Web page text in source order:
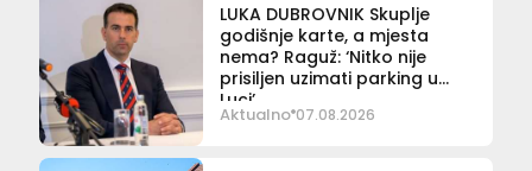
LUKA DUBROVNIK Skuplje
godišnje karte, a mjesta
nema? Raguž: ‘Nitko nije
prisiljen uzimati parking u
Luci’
Aktualno 07.08.2026